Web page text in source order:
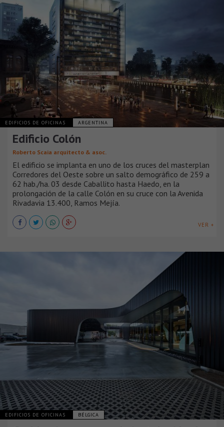
EDIFICIOS DE OFICINAS ARGENTINA
Edificio Colón
Roberto Scaia arquitecto & asoc.
El edificio se implanta en uno de los cruces del masterplan
Corredores del Oeste sobre un salto demográfico de 259 a
62 hab./ha. 03 desde Caballito hasta Haedo, en la
prolongación de la calle Colón en su cruce con la Avenida
Rivadavia 13.400, Ramos Mejía.
VER +
EDIFICIOS DE OFICINAS BÉLGICA